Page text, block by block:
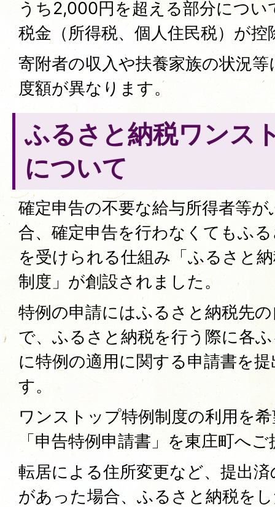
うち2,000円を超える部分につい
税金（所得税、個人住民税）が
寄附者の収入や扶養家族の状況
度額が異なります。
ふるさと納税ワンス
について
確定申告の不要な給与所得者等
合、確定申告を行わなくてもふ
を受けられる仕組み「ふるさと
制度」が創設されました。
特例の申請にはふるさと納税先
で、ふるさと納税を行う際に各
に特例の適用に関する申請書を
す。
ワンストップ特例制度の利用を
「申告特例申請書」を東庄町へ
転居による住所変更など、提出
があった場合、ふるさと納税を